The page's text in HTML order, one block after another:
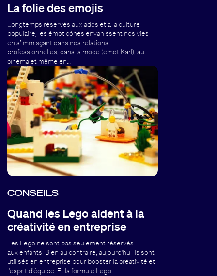
La folie des emojis
Longtemps réservés aux ados et à la culture
populaire, les émoticônes envahissent nos vies
en s’immisçant dans nos relations
professionnelles, dans la mode (emotiKarl), au
cinéma et même en…
CONSEILS
Quand les Lego aident à la
créativité en entreprise
Les Lego ne sont pas seulement réservés
aux enfants. Bien au contraire, aujourd'hui ils sont
utilisés en entreprise pour booster la créativité et
l'esprit d'équipe. Et la formule Lego…